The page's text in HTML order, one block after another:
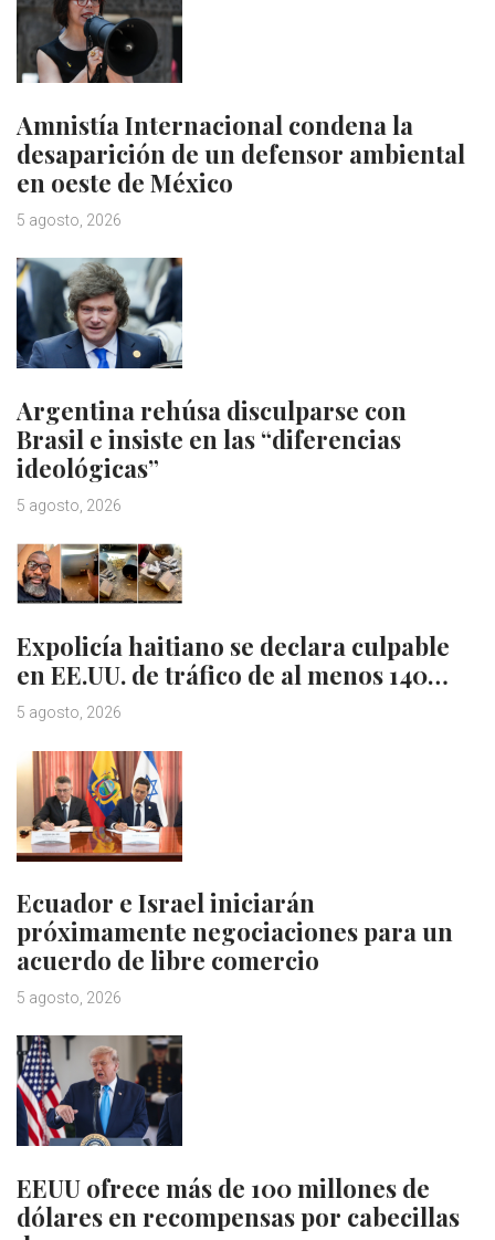
Amnistía Internacional condena la
desaparición de un defensor ambiental
en oeste de México
5 agosto, 2026
Argentina rehúsa disculparse con
Brasil e insiste en las “diferencias
ideológicas”
5 agosto, 2026
Expolicía haitiano se declara culpable
en EE.UU. de tráfico de al menos 140…
5 agosto, 2026
Ecuador e Israel iniciarán
próximamente negociaciones para un
acuerdo de libre comercio
5 agosto, 2026
EEUU ofrece más de 100 millones de
dólares en recompensas por cabecillas